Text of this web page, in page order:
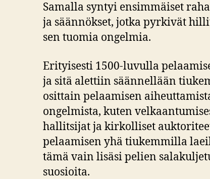
Samalla syntyi ensimmäiset
ja säännökset, jotka pyrkivät
sen tuomia ongelmia.
Erityisesti 1500-luvulla
ja sitä alettiin säännellään
osittain pelaamisen
ongelmista, kuten
hallitsijat ja kirkolliset
pelaamisen yhä tiukemmilla
tämä vain lisäsi pelien
suosioita.